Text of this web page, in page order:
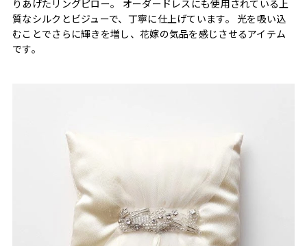
りあげたリングピロー。 オーダードレスにも使用されている上
質なシルクとビジューで、丁寧に仕上げています。 光を吸い込
むことでさらに輝きを増し、花嫁の気品を感じさせるアイテム
です。